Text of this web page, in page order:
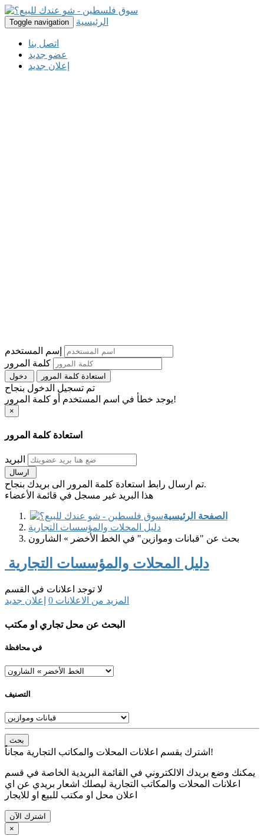
Toggle navigation الرئيسية
اتصل بنا
عضو جديد
إعلان جديد
إسم المستخدم
كلمة المرور
استعادة كلمة المرور
تم تسجيل الدخول بنجاح
يوجد خطأ في اسم المستخدم أو كلمة المرور!
×
استعادة كلمة المرور
البريد
تم ارسال رابط استعادة كلمة المرور الى بريدك بنجاح.
هذا البريد غير مسجل في قائمة الأعضاء
الصفحة الرئيسية
دليل المحلات والمؤسسات التجارية
بحث عن "قبانات وموازين" في الخط الأخضر » الشارون
دليل المحلات والمؤسسات التجارية
لا توجد اعلانات في القسم
المزيد من الاعلانات 0 إعلان جديد
البحث عن محل تجاري او مكتب
في محافظة
التصنيف
بحث
اشترك بقسم اعلانات المحلات والمكاتب التجارية مجاناً!
يمكنك وضع بريدك الالكتروني في القائمة البريدية الخاصة في قسم
اعلانات المحلات والمكاتب التجارية ليصلك اشعار بريدي عن اي
اعلان محل او مكتب للبيع او للايجار
اشترك الآن
×